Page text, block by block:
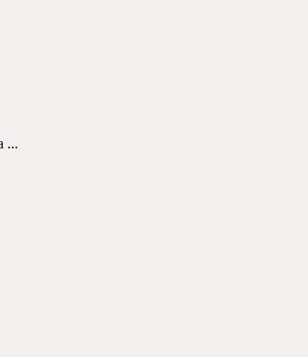
...